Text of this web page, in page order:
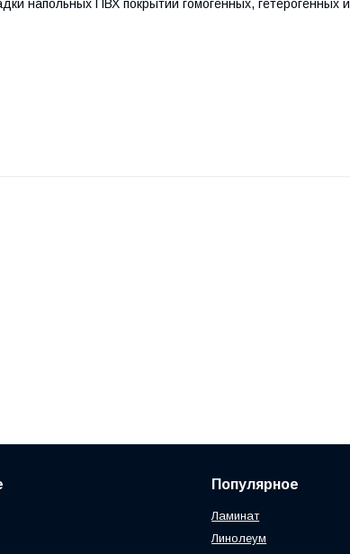
напольных ПВХ покрытий гомогенных, гетерогенных и
Популярное
Ламинат
Линолеум